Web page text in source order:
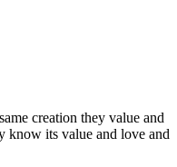
creation they value and
know its value and love and